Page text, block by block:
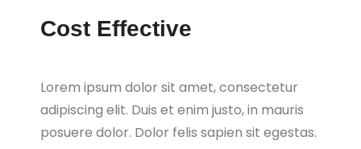
Cost Effective
Lorem ipsum dolor sit amet, consectetur
adipiscing elit. Duis et enim justo, in mauris
posuere dolor. Dolor felis sapien sit egestas.